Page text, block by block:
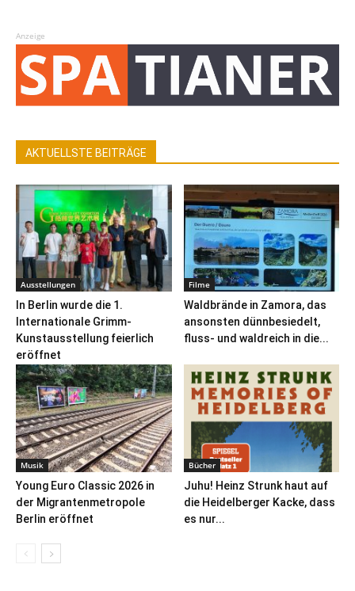
Anzeige
AKTUELLSTE BEITRÄGE
Ausstellungen
In Berlin wurde die 1.
Internationale Grimm-
Kunstausstellung feierlich
eröffnet
Filme
Waldbrände in Zamora, das
ansonsten dünnbesiedelt,
fluss- und waldreich in die...
Musik
Young Euro Classic 2026 in
der Migrantenmetropole
Berlin eröffnet
Bücher
Juhu! Heinz Strunk haut auf
die Heidelberger Kacke, dass
es nur...